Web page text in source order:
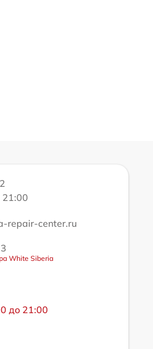
21:00
repair-center.ru
White Siberia
до 21:00